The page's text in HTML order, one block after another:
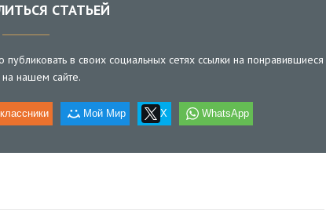
СТАТЬЕЙ
в своих социальных сетях ссылки на понравившиеся
на нашем сайте.
Мой Мир X WhatsApp